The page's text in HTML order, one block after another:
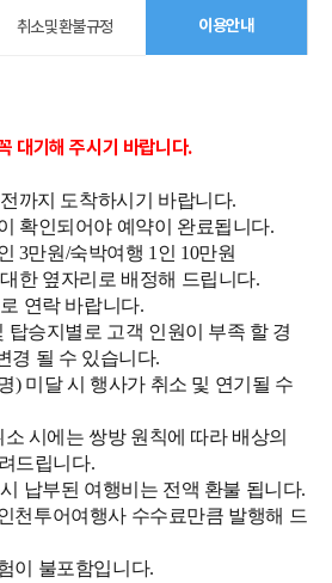
취소및환불규정 이용안내
대기해 주시기 바랍니다.
까지 도착하시기 바랍니다.
확인되어야 예약이 완료됩니다.
3만원/숙박여행 1인 10만원
한 옆자리로 배정해 드립니다.
연락 바랍니다.
탑승지별로 고객 인원이 부족 할 경
경 될 수 있습니다.
) 미달 시 행사가 취소 및 연기될 수
시에는 쌍방 원칙에 따라 배상의
드립니다.
납부된 여행비는 전액 환불 됩니다.
천투어여행사 수수료만큼 발행해 드
이 불포함입니다.